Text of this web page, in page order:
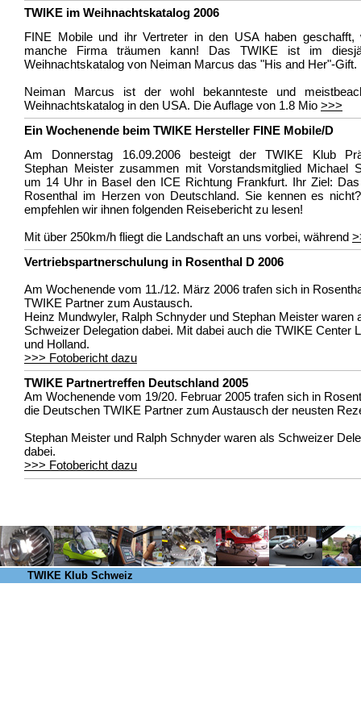
TWIKE im Weihnachtskatalog 2006
FINE Mobile und ihr Vertreter in den USA haben geschafft,
manche Firma träumen kann! Das TWIKE ist im
Weihnachtskatalog von Neiman Marcus das "His and Her"-Gift.
Neiman Marcus ist der wohl bekannteste und
Weihnachtskatalog in den USA. Die Auflage von 1.8 Mio >>>
Ein Wochenende beim TWIKE Hersteller FINE Mobile/D
Am Donnerstag 16.09.2006 besteigt der TWIKE Klub
Stephan Meister zusammen mit Vorstandsmitglied Michael
um 14 Uhr in Basel den ICE Richtung Frankfurt. Ihr Ziel:
Rosenthal im Herzen von Deutschland. Sie kennen es
empfehlen wir ihnen folgenden Reisebericht zu lesen!
Mit über 250km/h fliegt die Landschaft an uns vorbei, während
Vertriebspartnerschulung in Rosenthal D 2006
Am Wochenende vom 11./12. März 2006 trafen sich in
TWIKE Partner zum Austausch.
Heinz Mundwyler, Ralph Schnyder und Stephan Meister waren
Schweizer Delegation dabei. Mit dabei auch die TWIKE Center
und Holland.
>>> Fotobericht dazu
TWIKE Partnertreffen Deutschland 2005
Am Wochenende vom 19/20. Februar 2005 trafen sich in
die Deutschen TWIKE Partner zum Austausch der neusten
Stephan Meister und Ralph Schnyder waren als Schweizer
dabei.
>>> Fotobericht dazu
TWIKE Klub Schweiz